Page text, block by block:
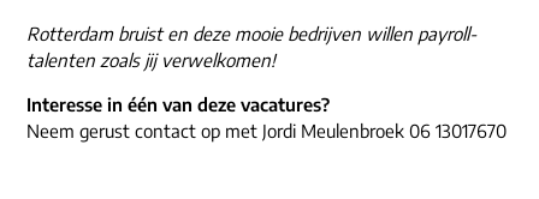
Rotterdam bruist en deze mooie bedrijven willen payroll-
talenten zoals jij verwelkomen!
Interesse in één van deze vacatures?
Neem gerust contact op met Jordi Meulenbroek 06 13017670